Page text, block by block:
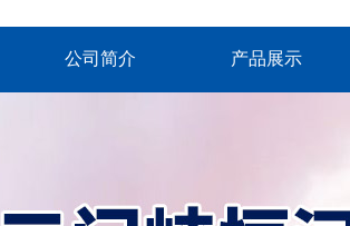
公司简介 产品展示